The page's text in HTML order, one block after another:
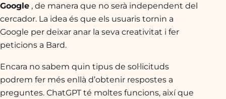
Google , de manera que no serà independent del
cercador. La idea és que els usuaris tornin a
Google per deixar anar la seva creativitat i fer
peticions a Bard.
Encara no sabem quin tipus de sol·licituds
podrem fer més enllà d’obtenir respostes a
preguntes. ChatGPT té moltes funcions, així que